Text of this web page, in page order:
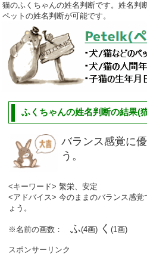
猫のふくちゃんの姓名判断です。姓名判
ペットの姓名判断が可能です。
ふくちゃんの姓名判断の結果(
バランス感覚に
う。
<キーワード> 繁栄、安定
<アドバイス> 今のままのバランス感覚
ょう。
※名前の画数：ふ(4画) く(1画)
スポンサーリンク